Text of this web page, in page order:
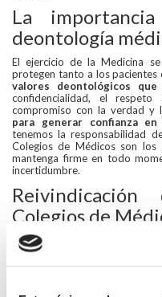
La
deontología
El ejercicio de la Medicina
protegen tanto a los pacientes
valores deontológicos
confidencialidad, el
compromiso con la verdad y
para generar confianza
tenemos la responsabilidad
Colegios de Médicos son
mantenga firme en todo
incertidumbre.
Colegios de
En este contexto, es
Colegios de Médicos, cuya
institucional.Estas